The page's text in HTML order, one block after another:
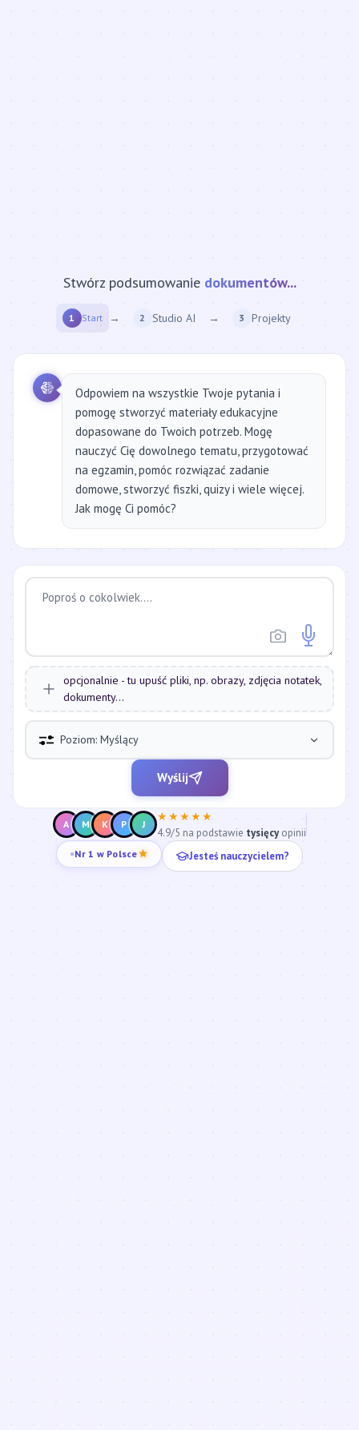
Stwórz podsumowanie strony internetowej...
1 Start → 2 Studio AI → 3 Projekty
Odpowiem na wszystkie Twoje pytania i
pomogę stworzyć materiały edukacyjne
dopasowane do Twoich potrzeb. Mogę
nauczyć Cię dowolnego tematu, przygotować
na egzamin, pomóc rozwiązać zadanie
domowe, stworzyć fiszki, quizy i wiele więcej.
Jak mogę Ci pomóc?
opcjonalnie - tu upuść pliki, np. obrazy, zdjęcia notatek,
dokumenty...
Poziom: Myślący
Wyślij
A M K P J
★★★★★
4.9/5 na podstawie tysięcyopinii
Nr 1 w Polsce Jesteś nauczycielem?